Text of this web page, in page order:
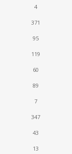
4
371
95
119
60
89
7
347
43
13